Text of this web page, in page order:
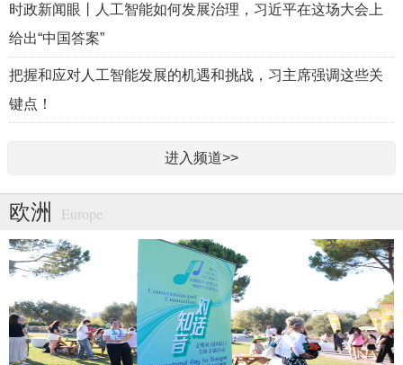
时政新闻眼丨人工智能如何发展治理，习近平在这场大会上
给出“中国答案”
把握和应对人工智能发展的机遇和挑战，习主席强调这些关
键点！
进入频道>>
欧洲 Europe